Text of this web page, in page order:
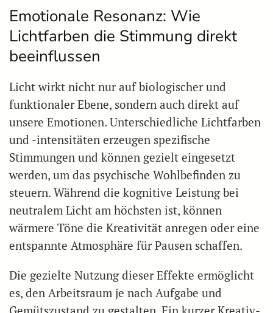
Emotionale Resonanz: Wie
Lichtfarben die Stimmung direkt
beeinflussen
Licht wirkt nicht nur auf biologischer und
funktionaler Ebene, sondern auch direkt auf
unsere Emotionen. Unterschiedliche Lichtfarben
und -intensitäten erzeugen spezifische
Stimmungen und können gezielt eingesetzt
werden, um das psychische Wohlbefinden zu
steuern. Während die kognitive Leistung bei
neutralem Licht am höchsten ist, können
wärmere Töne die Kreativität anregen oder eine
entspannte Atmosphäre für Pausen schaffen.
Die gezielte Nutzung dieser Effekte ermöglicht
es, den Arbeitsraum je nach Aufgabe und